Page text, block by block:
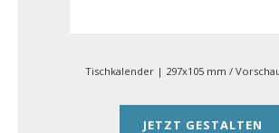
Tischkalender | 297x105 mm /
JETZT GESTALTEN